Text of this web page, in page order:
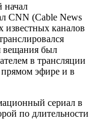
начал
CNN (Cable News
известных каналов
вещания был
в трансляции
эфире и в
сериал в
по длительности